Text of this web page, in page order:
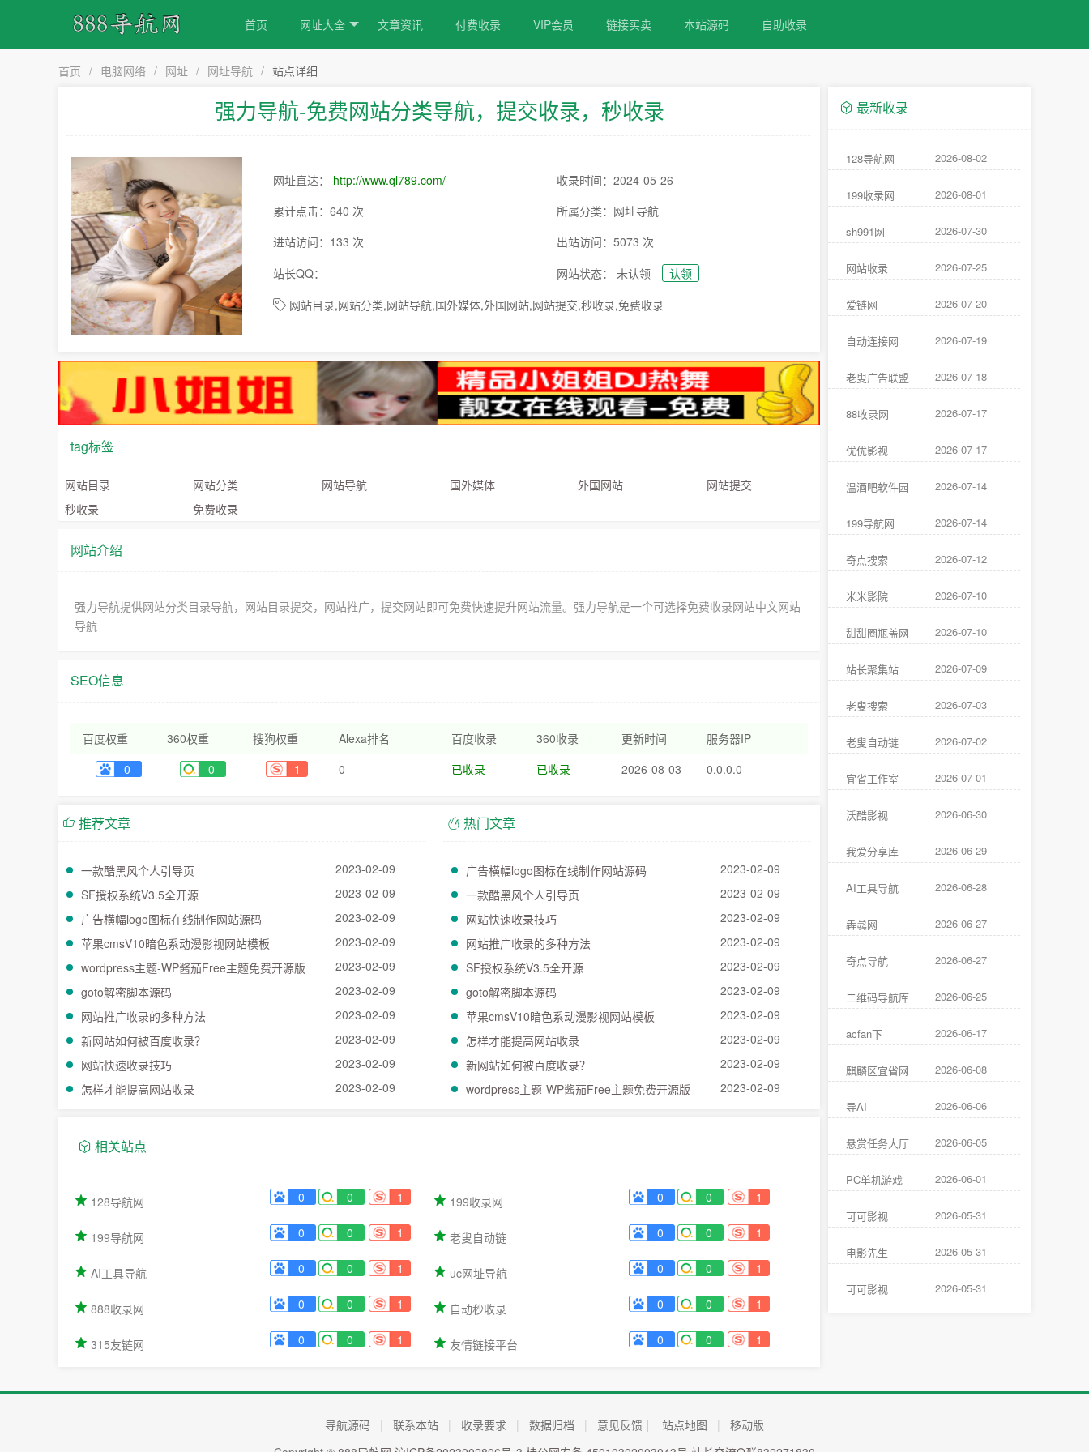
首页 网址大全 文章资讯 付费收录 VIP会员 链接买卖 本站源码 自助收录
首页 / 电脑网络 / 网址 / 网址导航 / 站点详细
强力导航-免费网站分类导航，提交收录，秒收录
网址直达： http://www.ql789.com/
收录时间：2024-05-26
累计点击：640 次
所属分类：网址导航
进站访问：133 次
出站访问：5073 次
站长QQ： --
网站状态： 未认领
认领
网站目录,网站分类,网站导航,国外媒体,外国网站,网站提交,秒收录,免费收录
tag标签
网站目录 网站分类 网站导航 国外媒体 外国网站
网站提交
秒收录
免费收录
网站介绍
强力导航提供网站分类目录导航，网站目录提交，网站推广，提交网站即可免费快速提升网站流量。强力导航是一个可选择免费收录网站中文网站
导航
SEO信息
百度权重 360权重 搜狗权重 Alexa排名 百度收录 360收录 更新时间
服务器IP
0
0 1 0 已收录 已收录 2026-08-03 0.0.0.0
推荐文章
一款酷黑风个人引导页
2023-02-09
SF授权系统V3.5全开源
2023-02-09
广告横幅logo图标在线制作网站源码
2023-02-09
苹果cmsV10暗色系动漫影视网站模板
2023-02-09
wordpress主题-WP酱茄Free主题免费开源版
2023-02-09
goto解密脚本源码
2023-02-09
网站推广收录的多种方法
2023-02-09
新网站如何被百度收录？
2023-02-09
网站快速收录技巧
2023-02-09
怎样才能提高网站收录
2023-02-09
热门文章
广告横幅logo图标在线制作网站源码
2023-02-09
一款酷黑风个人引导页
2023-02-09
网站快速收录技巧
2023-02-09
网站推广收录的多种方法
2023-02-09
SF授权系统V3.5全开源
2023-02-09
goto解密脚本源码
2023-02-09
苹果cmsV10暗色系动漫影视网站模板
2023-02-09
怎样才能提高网站收录
2023-02-09
新网站如何被百度收录？
2023-02-09
wordpress主题-WP酱茄Free主题免费开源版
2023-02-09
相关站点
128导航网 1
0
0 199收录网 1
0
0
199导航网 1
0
0 老叟自动链 1
0
0
AI工具导航 1
0
0 uc网址导航 1
0
0
888收录网 1
0
0 自动秒收录 1
0
0
315友链网 1
0
0 友情链接平台 1
0
0
最新收录
128导航网 2026-08-02
199收录网 2026-08-01
sh991网 2026-07-30
网站收录 2026-07-25
爱链网 2026-07-20
自动连接网 2026-07-19
老叟广告联盟 2026-07-18
88收录网 2026-07-17
优优影视 2026-07-17
温酒吧软件园 2026-07-14
199导航网 2026-07-14
奇点搜索 2026-07-12
米米影院 2026-07-10
甜甜圈瓶盖网 2026-07-10
站长聚集站 2026-07-09
老叟搜索 2026-07-03
老叟自动链 2026-07-02
宜省工作室 2026-07-01
沃酷影视 2026-06-30
我爱分享库 2026-06-29
AI工具导航 2026-06-28
犇骉网 2026-06-27
奇点导航 2026-06-27
二维码导航库 2026-06-25
acfan下 2026-06-17
麒麟区宜省网 2026-06-08
导AI 2026-06-06
悬赏任务大厅 2026-06-05
PC单机游戏 2026-06-01
可可影视 2026-05-31
电影先生 2026-05-31
可可影视 2026-05-31
导航源码 | 联系本站 | 收录要求 | 数据归档 | 意见反馈 | 站点地图 |
移动版